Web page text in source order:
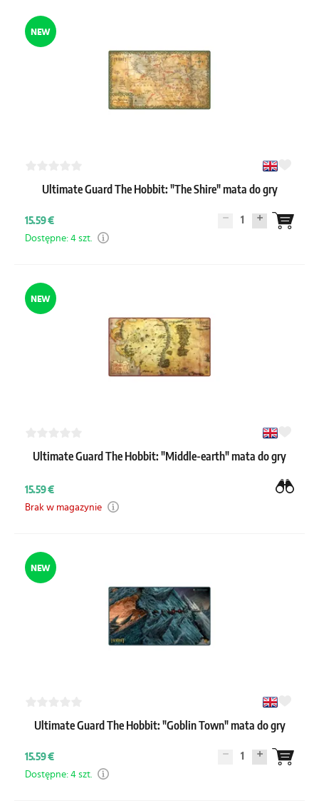
NEW
Ultimate Guard The Hobbit: "The Shire" mata do gry
15.59 € 1
Dostępne: 4 szt.
NEW
Ultimate Guard The Hobbit: "Middle-earth" mata do gry
15.59 €
Brak w magazynie
NEW
Ultimate Guard The Hobbit: "Goblin Town" mata do gry
15.59 € 1
Dostępne: 4 szt.